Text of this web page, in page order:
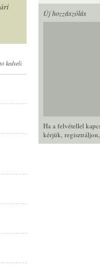
Új hozzászólás
Ha a felvétellel
kérjük, regisztráljon
kedveli